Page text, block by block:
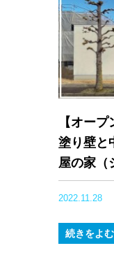
【オー
塗り壁と
屋の家（
2022.11.28
続きをよむ